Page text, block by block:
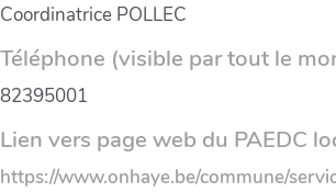
Coordinatrice POLLEC
Téléphone (visible par tout le
82395001
Lien vers page web du PAEDC
https://www.onhaye.be/commune/